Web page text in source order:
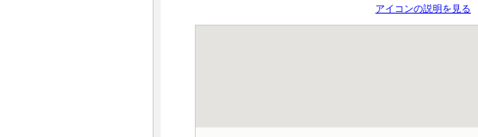
アイコンの説明を見る